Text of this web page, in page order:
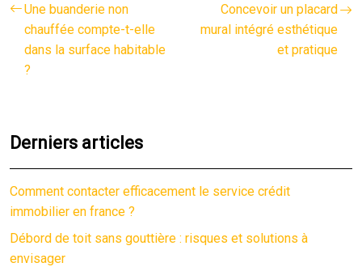
Une buanderie non
chauffée compte-t-elle
dans la surface habitable
?
Concevoir un placard
mural intégré esthétique
et pratique
Derniers articles
Comment contacter efficacement le service crédit
immobilier en france ?
Débord de toit sans gouttière : risques et solutions à
envisager